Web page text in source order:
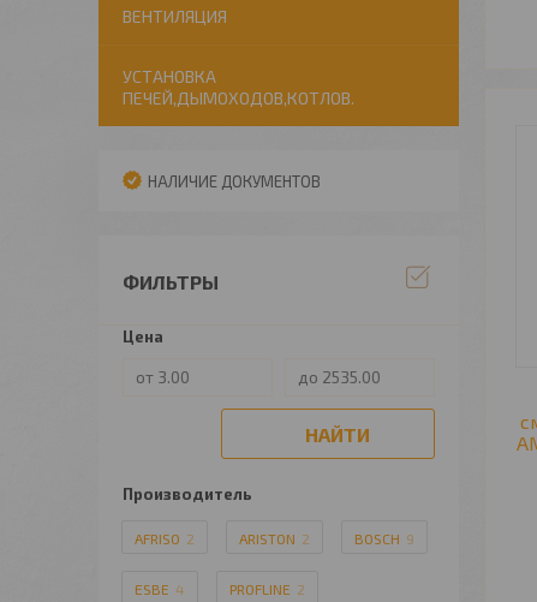
ВЕНТИЛЯЦИЯ
УСТАНОВКА
ПЕЧЕЙ,ДЫМОХОДОВ,КОТЛОВ.
НАЛИЧИЕ ДОКУМЕНТОВ
ФИЛЬТРЫ
Цена
НАЙТИ
Производитель
AFRISO 2 ARISTON 2 BOSCH 9
ESBE 4 PROFLINE 2